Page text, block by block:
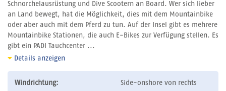
Schnorchelausrüstung und Dive Scootern an Board. Wer sich lieber
an Land bewegt, hat die Möglichkeit, dies mit dem Mountainbike
oder aber auch mit dem Pferd zu tun. Auf der Insel gibt es mehrere
Mountainbike Stationen, die auch E-Bikes zur Verfügung stellen. Es
gibt ein PADI Tauchcenter ...
Details anzeigen
Windrichtung:
Side-onshore von rechts